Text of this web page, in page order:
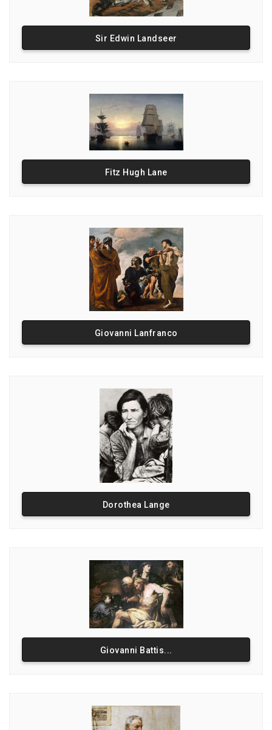
Sir Edwin Landseer
Fitz Hugh Lane
Giovanni Lanfranco
Dorothea Lange
Giovanni Battis...